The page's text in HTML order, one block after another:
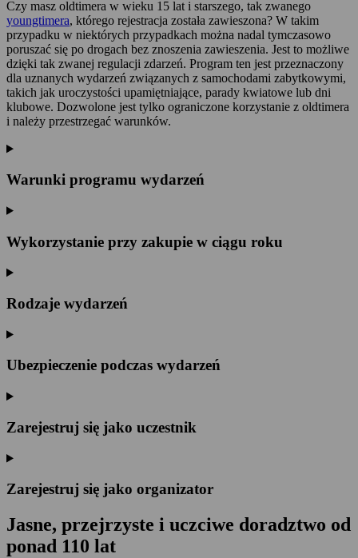
Czy masz oldtimera w wieku 15 lat i starszego, tak zwanego
youngtimera, którego rejestracja została zawieszona? W takim
przypadku w niektórych przypadkach można nadal tymczasowo
poruszać się po drogach bez znoszenia zawieszenia. Jest to możliwe
dzięki tak zwanej regulacji zdarzeń. Program ten jest przeznaczony
dla uznanych wydarzeń związanych z samochodami zabytkowymi,
takich jak uroczystości upamiętniające, parady kwiatowe lub dni
klubowe. Dozwolone jest tylko ograniczone korzystanie z oldtimera
i należy przestrzegać warunków.
Warunki programu wydarzeń
Wykorzystanie przy zakupie w ciągu roku
Rodzaje wydarzeń
Ubezpieczenie podczas wydarzeń
Zarejestruj się jako uczestnik
Zarejestruj się jako organizator
Jasne, przejrzyste i uczciwe doradztwo od
ponad 110 lat